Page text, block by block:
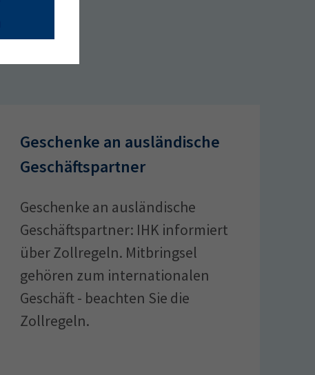
Geschenke an ausländische
Geschäftspartner
Geschenke an ausländische
Geschäftspartner: IHK informiert
über Zollregeln. Mitbringsel
gehören zum internationalen
Geschäft - beachten Sie die
Zollregeln.